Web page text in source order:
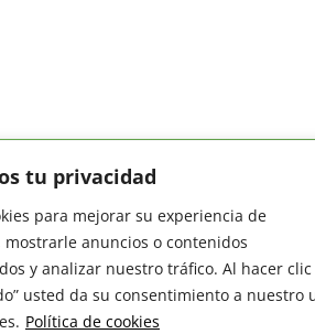
tu privacidad
para mejorar su experiencia de
mostrarle anuncios o contenidos
y analizar nuestro tráfico. Al hacer clic
usted da su consentimiento a nuestro
Política de cookies
Sector Hortofrutícola
Cárdenas nº 10.
Sevilla. ESPAÑA
954 25 88 51